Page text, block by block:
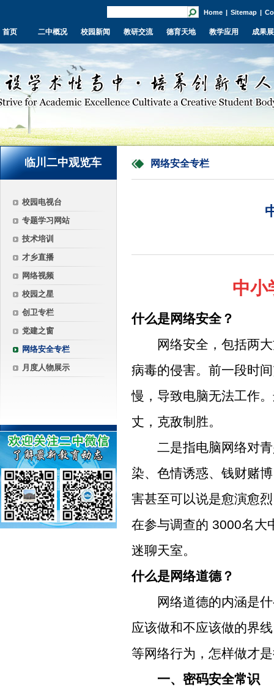
Home | Sitemap |
首页 二中概况 校园新闻 教研交流 德育天地 教学应用 成果
临川二中观览车
校园电视台
专题学习网站
技术培训
才乡直播
网络视频
校园之星
创卫专栏
党建之窗
网络安全专栏
月度人物展示
网络安全专栏
中小
什么是网络安全？
网络安全，包括两大
病毒的侵害。前一段时
慢，导致电脑无法工作
丈，克敌制胜。
二是指电脑网络对青
染、色情诱惑、钱财赌
害甚至可以说是愈演愈
在参与调查的 3000名大
迷聊天室。
什么是网络道德？
网络道德的内涵是什
应该做和不应该做的界
等网络行为，怎样做才
一、密码安全常识